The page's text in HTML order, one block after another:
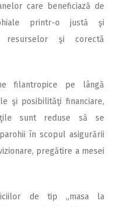
care beneficiază de
printr-o justă şi
resurselor şi corectă
filantropice pe lângă
şi posibilităţi financiare,
sunt reduse să se
în scopul asigurării
pregătire a mesei
de tip „masa la